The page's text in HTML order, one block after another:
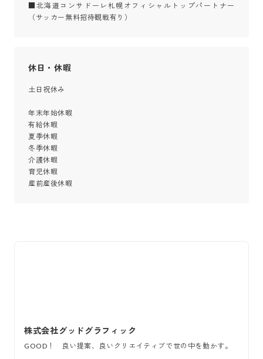
■北海道コンサドーレ札幌オフィシャルトップパートナー
（サッカー無料招待観戦有り）
休日・休暇
土日祝休み
年末年始休暇
有給休暇
夏季休暇
冬季休暇
介護休暇
育児休暇
産前産後休暇
株式会社グッドグラフィック
GOOD！ 良い提案、良いクリエイティブで世の中を動かす。